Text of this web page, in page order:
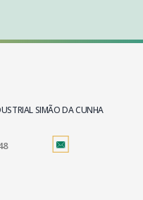
SIMÃO DA CUNHA